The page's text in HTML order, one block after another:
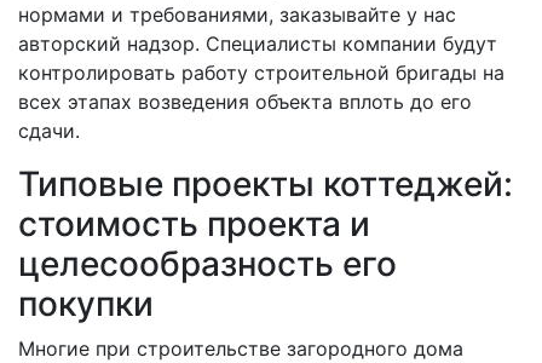
нормами и требованиями, заказывайте у нас
авторский надзор. Специалисты компании будут
контролировать работу строительной бригады на
всех этапах возведения объекта вплоть до его
сдачи.
Типовые проекты коттеджей:
стоимость проекта и
целесообразность его
покупки
Многие при строительстве загородного дома